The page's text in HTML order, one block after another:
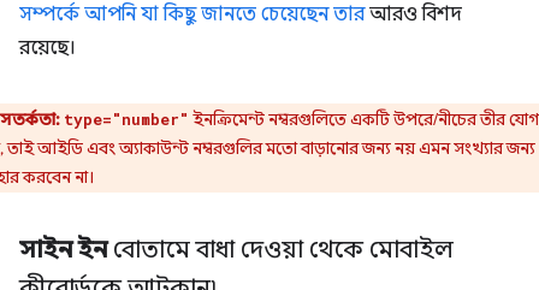
সম্পর্কে আপনি যা কিছু জানতে চেয়েছেন তারআরও বিশদ
রয়েছে।
সতর্কতা: type="number" ইনক্রিমেন্ট নম্বরগুলিতে একটি উপরে/নীচের তীর যোগ
তাই আইডি এবং অ্যাকাউন্ট নম্বরগুলির মতো বাড়ানোর জন্য নয় এমন সংখ্যার জন্য
করবেন না।
সাইন ইনবোতামে বাধা দেওয়া থেকে মোবাইল